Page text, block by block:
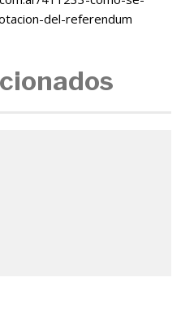
del-referendum